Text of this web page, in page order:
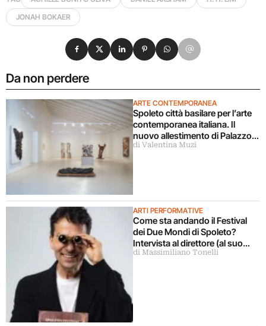
JONAH BOKAER
Da non perdere
ARTE CONTEMPORANEA
Spoleto città basilare per l’arte
contemporanea italiana. Il
nuovo allestimento di Palazzo
Collicola lo certifica
di Valentina Muzi
ARTI PERFORMATIVE
Come sta andando il Festival
dei Due Mondi di Spoleto?
Intervista al direttore (al suo
primo anno)
di Massimiliano Tonelli
Condividi su Facebook
Condividi su X
Condividi su LinkedIn
Condividi su Pinterest
Condividi su WhatsApp
Condividi su Email